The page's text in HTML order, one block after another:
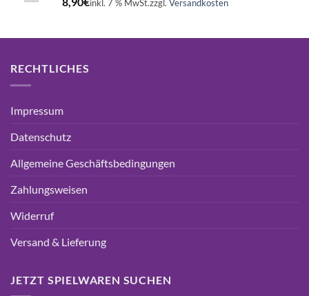
inkl. 7 % MwSt.zzgl. Versandkosten
RECHTLICHES
Impressum
Datenschutz
Allgemeine Geschäftsbedingungen
Zahlungsweisen
Widerruf
Versand & Lieferung
JETZT SPIELWAREN SUCHEN